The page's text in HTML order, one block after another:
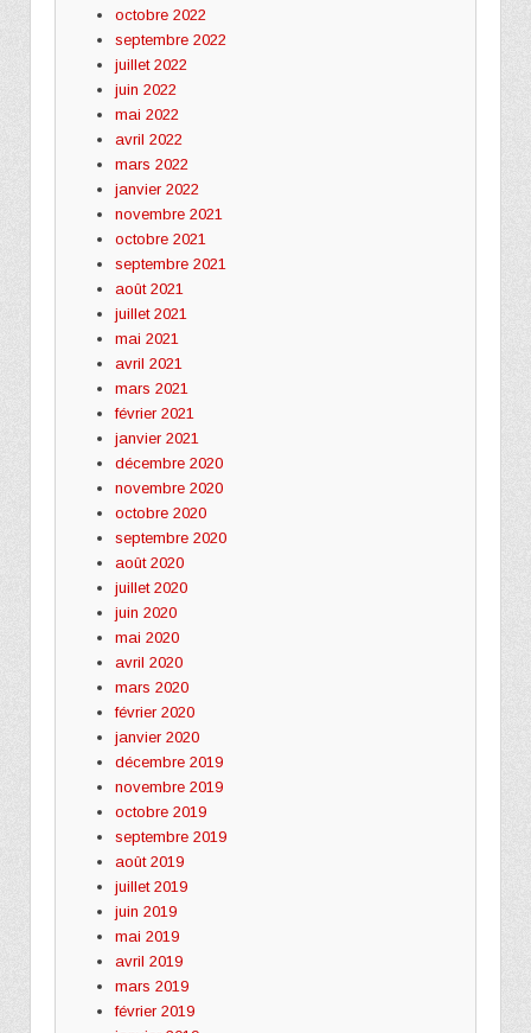
octobre 2022
septembre 2022
juillet 2022
juin 2022
mai 2022
avril 2022
mars 2022
janvier 2022
novembre 2021
octobre 2021
septembre 2021
août 2021
juillet 2021
mai 2021
avril 2021
mars 2021
février 2021
janvier 2021
décembre 2020
novembre 2020
octobre 2020
septembre 2020
août 2020
juillet 2020
juin 2020
mai 2020
avril 2020
mars 2020
février 2020
janvier 2020
décembre 2019
novembre 2019
octobre 2019
septembre 2019
août 2019
juillet 2019
juin 2019
mai 2019
avril 2019
mars 2019
février 2019